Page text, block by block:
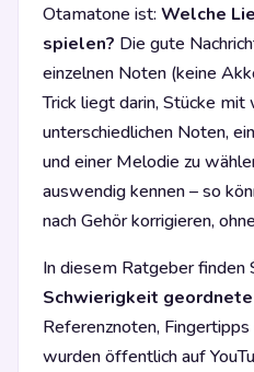
Otamatone ist: Welche
spielen? Die gute
einzelnen Noten (keine
Trick liegt darin, Stücke mit
unterschiedlichen Noten,
und einer Melodie zu
auswendig kennen – so
nach Gehör korrigieren,
In diesem Ratgeber finden
Schwierigkeit
Referenznoten,
wurden öffentlich auf